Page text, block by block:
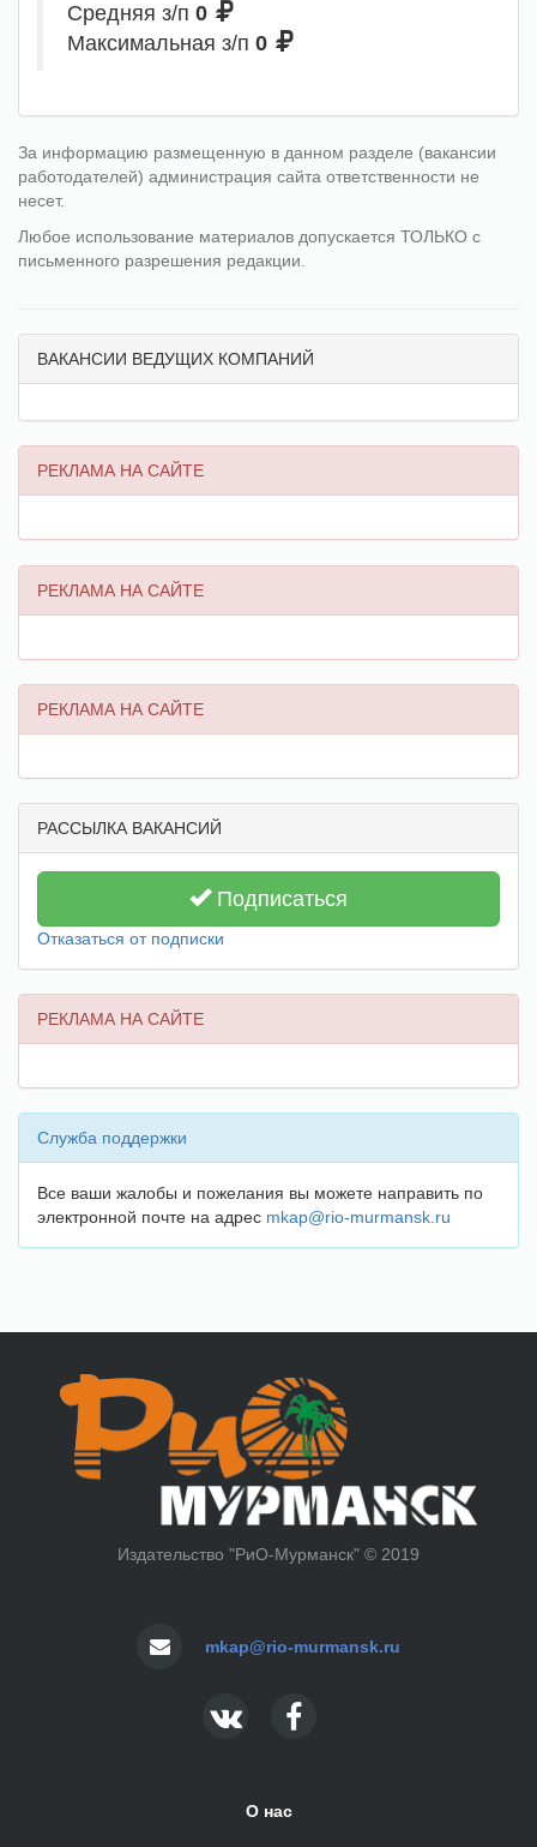
Средняя з/п 0
Максимальная з/п 0
За информацию размещенную в данном разделе (вакансии
работодателей) администрация сайта ответственности не
несет.
Любое использование материалов допускается ТОЛЬКО с
письменного разрешения редакции.
ВАКАНСИИ ВЕДУЩИХ КОМПАНИЙ
РЕКЛАМА НА САЙТЕ
РЕКЛАМА НА САЙТЕ
РЕКЛАМА НА САЙТЕ
РАССЫЛКА ВАКАНСИЙ
Подписаться
Отказаться от подписки
РЕКЛАМА НА САЙТЕ
Служба поддержки
Все ваши жалобы и пожелания вы можете направить по
электронной почте на адрес mkap@rio-murmansk.ru
Издательство "РиО-Мурманск" © 2019
mkap@rio-murmansk.ru
О нас